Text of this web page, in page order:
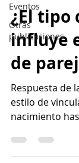
Eventos
Otras
publicaciones
¿El tipo
influye
de
Respuesta de
estilo de
nacimiento